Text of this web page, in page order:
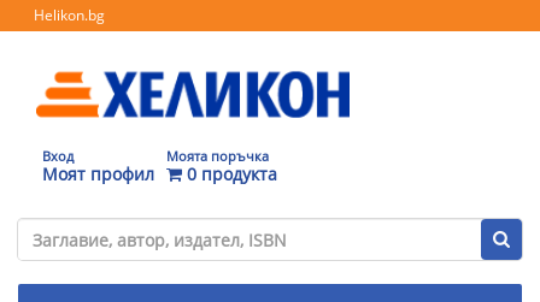
Helikon.bg
Вход
Моят профил
Моята поръчка
0 продукта